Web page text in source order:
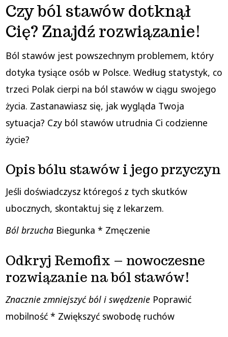
Czy ból stawów dotknął
Cię? Znajdź rozwiązanie!
Ból stawów jest powszechnym problemem, który
dotyka tysiące osób w Polsce. Według statystyk, co
trzeci Polak cierpi na ból stawów w ciągu swojego
życia. Zastanawiasz się, jak wygląda Twoja
sytuacja? Czy ból stawów utrudnia Ci codzienne
życie?
Opis bólu stawów i jego przyczyn
Jeśli doświadczysz któregoś z tych skutków
ubocznych, skontaktuj się z lekarzem.
Ból brzucha Biegunka * Zmęczenie
Odkryj Remofix – nowoczesne
rozwiązanie na ból stawów!
Znacznie zmniejszyć ból i swędzenie Poprawić
mobilność * Zwiększyć swobodę ruchów